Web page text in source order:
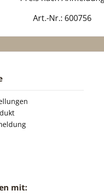
Art.-Nr.: 600756
mit: